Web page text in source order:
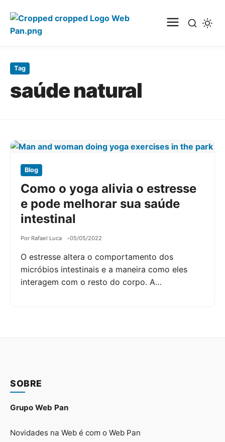
para
conteúdo
Tag
saúde natural
Blog
Como o yoga alivia o estresse
e pode melhorar sua saúde
intestinal
Por Rafael Luca 05/05/2022
O estresse altera o comportamento dos
micróbios intestinais e a maneira como eles
interagem com o resto do corpo. A…
SOBRE
Grupo Web Pan
Novidades na Web é com o Web Pan